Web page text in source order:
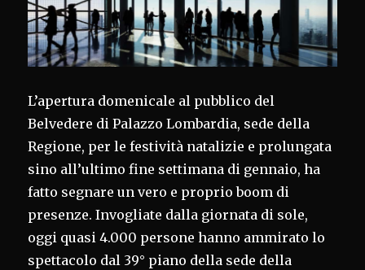
L’apertura domenicale al pubblico del
Belvedere di Palazzo Lombardia, sede della
Regione, per le festività natalizie e prolungata
sino all’ultimo fine settimana di gennaio, ha
fatto segnare un vero e proprio boom di
presenze. Invogliate dalla giornata di sole,
oggi quasi 4.000 persone hanno ammirato lo
spettacolo dal 39° piano della sede della